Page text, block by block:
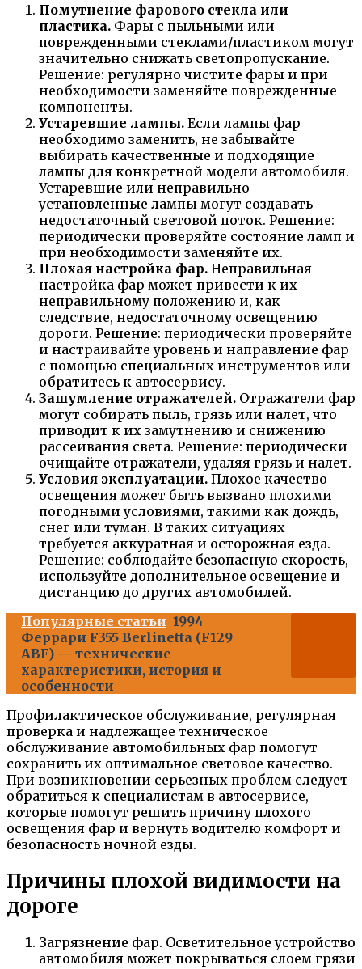
Помутнение фарового стекла или
пластика. Фары с пыльными или
поврежденными стеклами/пластиком могут
значительно снижать светопропускание.
Решение: регулярно чистите фары и при
необходимости заменяйте поврежденные
компоненты.
Устаревшие лампы. Если лампы фар
необходимо заменить, не забывайте
выбирать качественные и подходящие
лампы для конкретной модели автомобиля.
Устаревшие или неправильно
установленные лампы могут создавать
недостаточный световой поток. Решение:
периодически проверяйте состояние ламп и
при необходимости заменяйте их.
Плохая настройка фар. Неправильная
настройка фар может привести к их
неправильному положению и, как
следствие, недостаточному освещению
дороги. Решение: периодически проверяйте
и настраивайте уровень и направление фар
с помощью специальных инструментов или
обратитесь к автосервису.
Зашумление отражателей. Отражатели фар
могут собирать пыль, грязь или налет, что
приводит к их замутнению и снижению
рассеивания света. Решение: периодически
очищайте отражатели, удаляя грязь и налет.
Условия эксплуатации. Плохое качество
освещения может быть вызвано плохими
погодными условиями, такими как дождь,
снег или туман. В таких ситуациях
требуется аккуратная и осторожная езда.
Решение: соблюдайте безопасную скорость,
используйте дополнительное освещение и
дистанцию до других автомобилей.
Популярные статьи 1994
Феррари F355 Berlinetta (F129
ABF) — технические
характеристики, история и
особенности
Профилактическое обслуживание, регулярная
проверка и надлежащее техническое
обслуживание автомобильных фар помогут
сохранить их оптимальное световое качество.
При возникновении серьезных проблем следует
обратиться к специалистам в автосервисе,
которые помогут решить причину плохого
освещения фар и вернуть водителю комфорт и
безопасность ночной езды.
Причины плохой видимости на
дороге
Загрязнение фар. Осветительное устройство
автомобиля может покрываться слоем грязи